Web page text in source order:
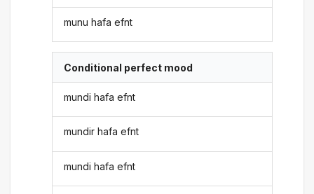
munu hafa efnt
Conditional perfect mood
mundi hafa efnt
mundir hafa efnt
mundi hafa efnt